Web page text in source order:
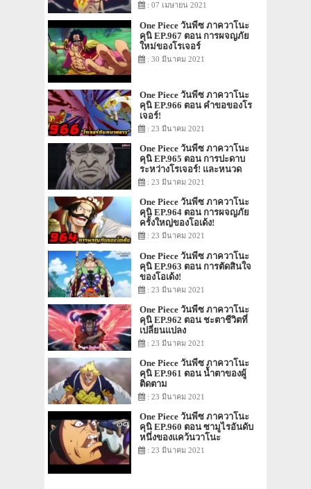
: 07 เมษายน 2021
One Piece วันพีซ ภาควาโนะ
คุนิ EP.967 ตอน การผจญภัย
ใหม่ของโรเจอร์
: 30 มีนาคม 2021
One Piece วันพีซ ภาควาโนะ
คุนิ EP.966 ตอน คำขอของโร
เจอร์!
: 23 มีนาคม 2021
One Piece วันพีซ ภาควาโนะ
คุนิ EP.965 ตอน การปะดาบ
ระหว่างโรเจอร์! และหนวด
ขาว!: 23 มีนาคม 2021
One Piece วันพีซ ภาควาโนะ
คุนิ EP.964 ตอน การผจญภัย
ครั้งใหญ่ของโอเด้ง!
: 23 มีนาคม 2021
One Piece วันพีซ ภาควาโนะ
คุนิ EP.963 ตอน การตัดสินใจ
ของโอเด้ง!
: 23 มีนาคม 2021
One Piece วันพีซ ภาควาโนะ
คุนิ EP.962 ตอน ชะตาชีวิตที่
เปลี่ยนแปลง
: 23 มีนาคม 2021
One Piece วันพีซ ภาควาโนะ
คุนิ EP.961 ตอน น้ำตาของผู้
ติดตาม
: 23 มีนาคม 2021
One Piece วันพีซ ภาควาโนะ
คุนิ EP.960 ตอน ซามูไรอันดับ
หนึ่งของแคว้นวาโนะ
: 23 มีนาคม 2021